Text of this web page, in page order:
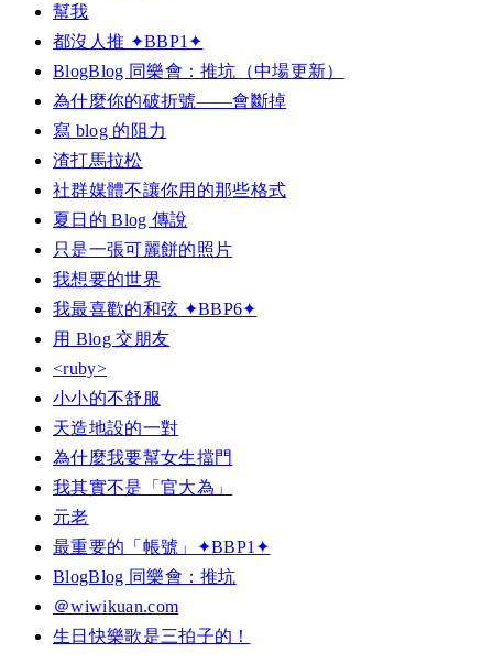
幫我
都沒人推 ✦BBP1✦
BlogBlog 同樂會：推坑（中場更新）
為什麼你的破折號——會斷掉
寫 blog 的阻力
渣打馬拉松
社群媒體不讓你用的那些格式
夏日的 Blog 傳說
只是一張可麗餅的照片
我想要的世界
我最喜歡的和弦 ✦BBP6✦
用 Blog 交朋友
<ruby>
小小的不舒服
天造地設的一對
為什麼我要幫女生擋門
我其實不是「官大為」
元老
最重要的「帳號」✦BBP1✦
BlogBlog 同樂會：推坑
＠wiwikuan.com
生日快樂歌是三拍子的！